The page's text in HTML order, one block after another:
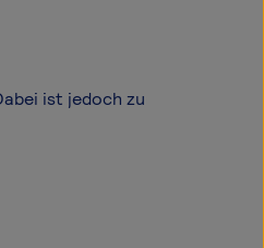
ist jedoch zu